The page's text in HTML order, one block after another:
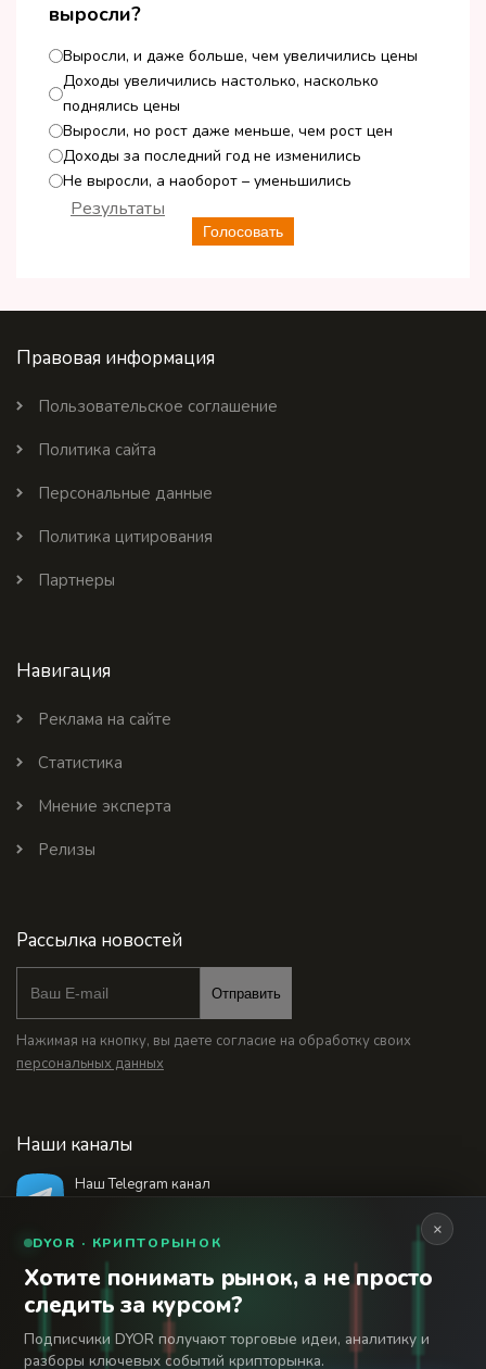
выросли?
Выросли, и даже больше, чем увеличились цены
Доходы увеличились настолько, насколько
поднялись цены
Выросли, но рост даже меньше, чем рост цен
Доходы за последний год не изменились
Не выросли, а наоборот – уменьшились
Голосовать
Результаты
Правовая информация
Пользовательское соглашение
Политика сайта
Персональные данные
Политика цитирования
Партнеры
Навигация
Реклама на сайте
Статистика
Мнение эксперта
Релизы
Рассылка новостей
Отправить
Нажимая на кнопку, вы даете согласие на обработку своих
персональных данных
Наши каналы
Наш Telegram канал
18+
© 2026 Финансовый интернет-портал «Банки
Сегодня». Используя сайт BanksToday.net вы
соглашаетесь с
Сетевое издание «Банки Сегодня» зарегистрировано
×
DYOR · КРИПТОРЫНОК
Хотите понимать рынок, а не просто
следить за курсом?
Подписчики DYOR получают торговые идеи, аналитику и
разборы ключевых событий крипторынка.